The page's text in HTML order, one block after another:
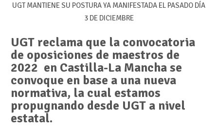
UGT MANTIENE SU POSTURA YA MANIFESTADA EL PASADO DÍA
3 DE DICIEMBRE
UGT reclama que la convocatoria
de oposiciones de maestros de
2022 en Castilla-La Mancha se
convoque en base a una nueva
normativa, la cual estamos
propugnando desde UGT a nivel
estatal.